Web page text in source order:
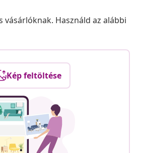
Használd az alábbi
Kép feltöltése